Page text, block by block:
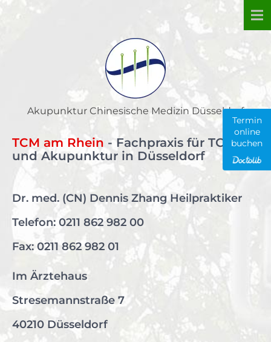
Akupunktur Chinesische Medizin Düsseldorf
TCM am Rhein - Fachpraxis für TCM
und Akupunktur in Düsseldorf
Dr. med. (CN) Dennis Zhang Heilpraktiker
Telefon: 0211 862 982 00
Fax: 0211 862 982 01
Im Ärztehaus
Stresemannstraße 7
40210 Düsseldorf
Termin
online
buchen